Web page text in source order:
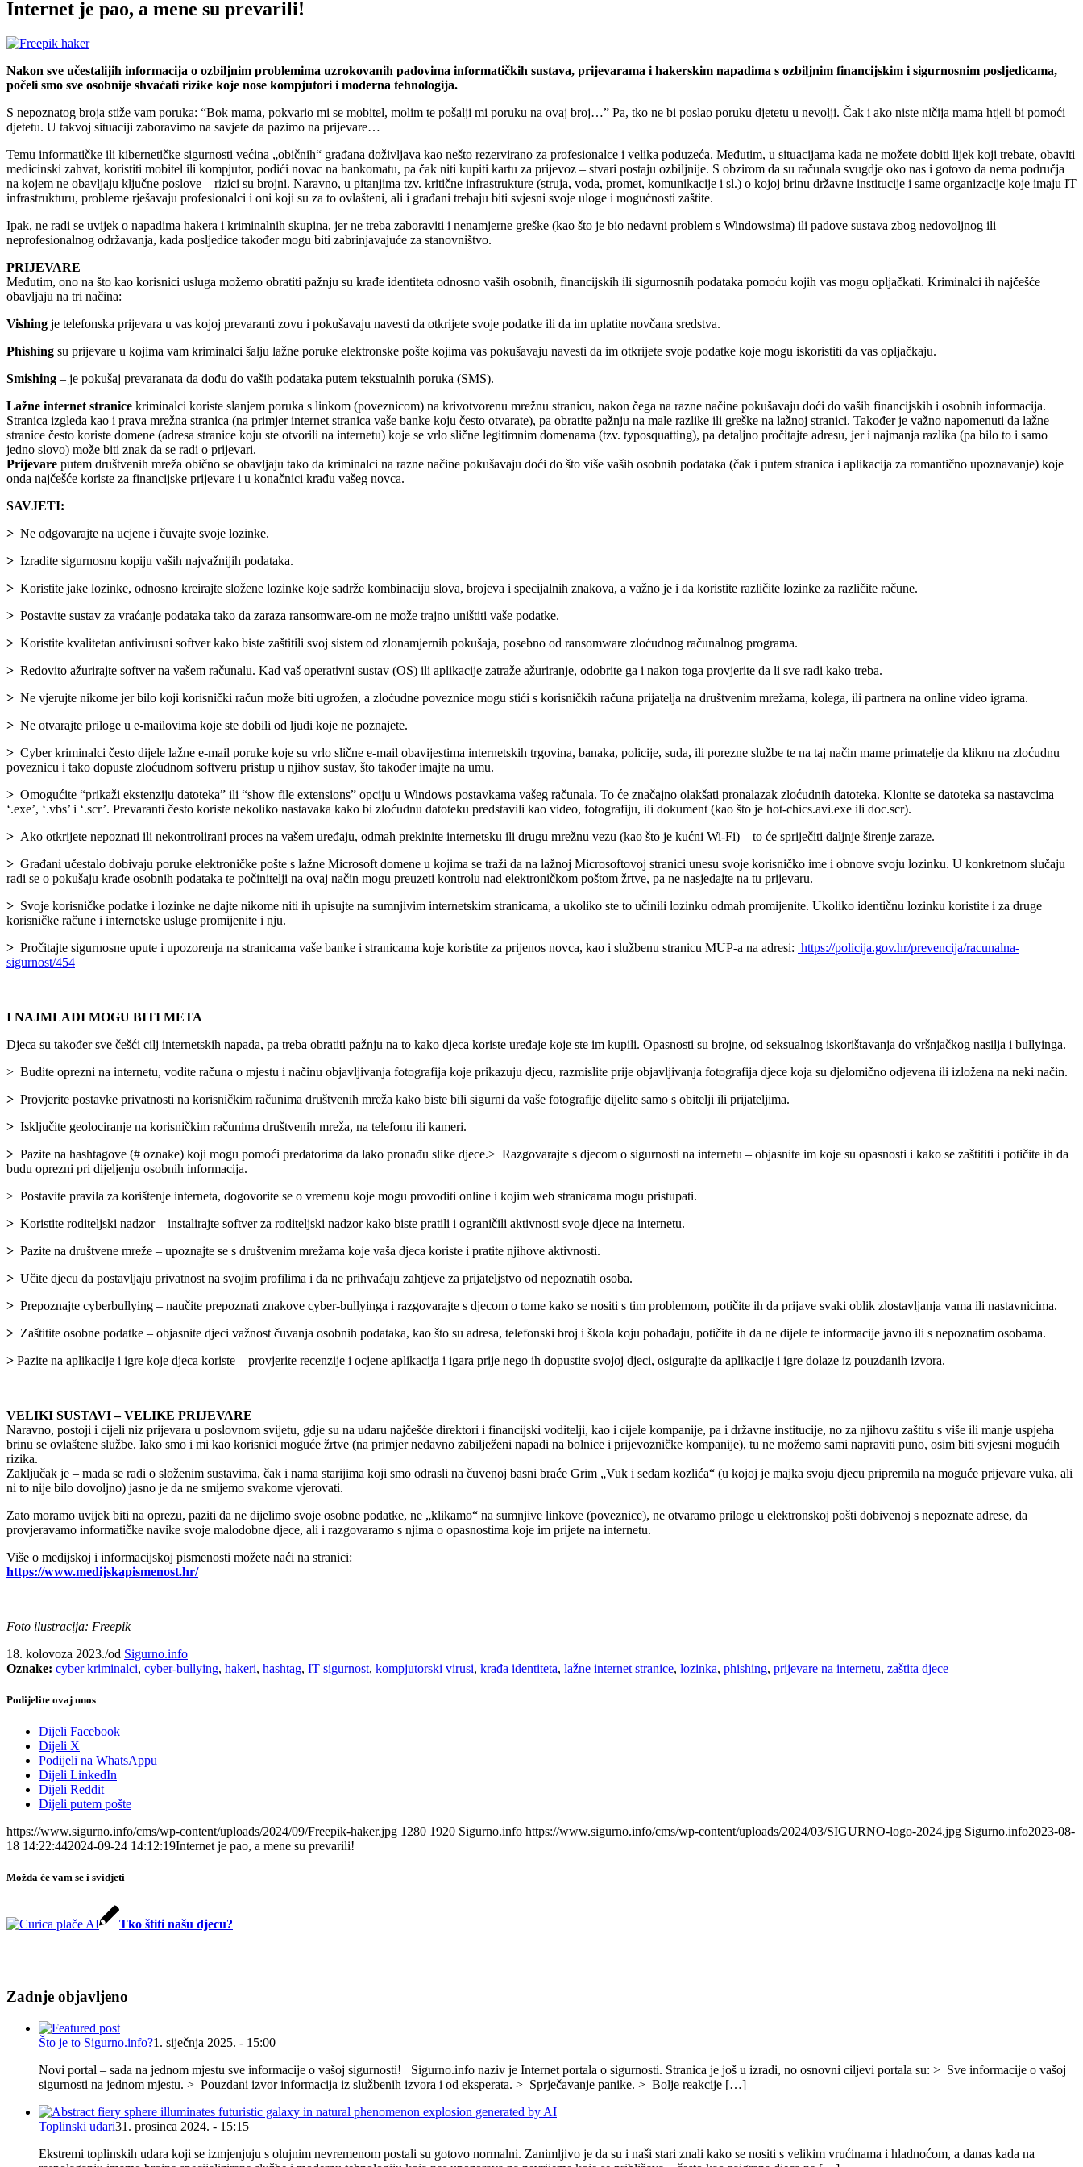
Internet je pao, a mene su prevarili!
Nakon sve učestalijih informacija o ozbiljnim problemima uzrokovanih padovima informatičkih sustava, prijevarama i hakerskim napadima s ozbiljnim financijskim i sigurnosnim posljedicama,
počeli smo sve osobnije shvaćati rizike koje nose kompjutori i moderna tehnologija.
S nepoznatog broja stiže vam poruka: “Bok mama, pokvario mi se mobitel, molim te pošalji mi poruku na ovaj broj…” Pa, tko ne bi poslao poruku djetetu u nevolji. Čak i ako niste ničija mama htjeli bi pomoći
djetetu. U takvoj situaciji zaboravimo na savjete da pazimo na prijevare…
Temu informatičke ili kibernetičke sigurnosti većina „običnih“ građana doživljava kao nešto rezervirano za profesionalce i velika poduzeća. Međutim, u situacijama kada ne možete dobiti lijek koji trebate, obaviti
medicinski zahvat, koristiti mobitel ili kompjutor, podići novac na bankomatu, pa čak niti kupiti kartu za prijevoz – stvari postaju ozbiljnije. S obzirom da su računala svugdje oko nas i gotovo da nema područja
na kojem ne obavljaju ključne poslove – rizici su brojni. Naravno, u pitanjima tzv. kritične infrastrukture (struja, voda, promet, komunikacije i sl.) o kojoj brinu državne institucije i same organizacije koje imaju IT
infrastrukturu, probleme rješavaju profesionalci i oni koji su za to ovlašteni, ali i građani trebaju biti svjesni svoje uloge i mogućnosti zaštite.
Ipak, ne radi se uvijek o napadima hakera i kriminalnih skupina, jer ne treba zaboraviti i nenamjerne greške (kao što je bio nedavni problem s Windowsima) ili padove sustava zbog nedovoljnog ili
neprofesionalnog održavanja, kada posljedice također mogu biti zabrinjavajuće za stanovništvo.
PRIJEVARE
Međutim, ono na što kao korisnici usluga možemo obratiti pažnju su krađe identiteta odnosno vaših osobnih, financijskih ili sigurnosnih podataka pomoću kojih vas mogu opljačkati. Kriminalci ih najčešće
obavljaju na tri načina:
Vishing je telefonska prijevara u vas kojoj prevaranti zovu i pokušavaju navesti da otkrijete svoje podatke ili da im uplatite novčana sredstva.
Phishing su prijevare u kojima vam kriminalci šalju lažne poruke elektronske pošte kojima vas pokušavaju navesti da im otkrijete svoje podatke koje mogu iskoristiti da vas opljačkaju.
Smishing – je pokušaj prevaranata da dođu do vaših podataka putem tekstualnih poruka (SMS).
Lažne internet stranice kriminalci koriste slanjem poruka s linkom (poveznicom) na krivotvorenu mrežnu stranicu, nakon čega na razne načine pokušavaju doći do vaših financijskih i osobnih informacija.
Stranica izgleda kao i prava mrežna stranica (na primjer internet stranica vaše banke koju često otvarate), pa obratite pažnju na male razlike ili greške na lažnoj stranici. Također je važno napomenuti da lažne
stranice često koriste domene (adresa stranice koju ste otvorili na internetu) koje se vrlo slične legitimnim domenama (tzv. typosquatting), pa detaljno pročitajte adresu, jer i najmanja razlika (pa bilo to i samo
jedno slovo) može biti znak da se radi o prijevari.
Prijevare putem društvenih mreža obično se obavljaju tako da kriminalci na razne načine pokušavaju doći do što više vaših osobnih podataka (čak i putem stranica i aplikacija za romantično upoznavanje) koje
onda najčešće koriste za financijske prijevare i u konačnici krađu vašeg novca.
SAVJETI:
> Ne odgovarajte na ucjene i čuvajte svoje lozinke.
> Izradite sigurnosnu kopiju vaših najvažnijih podataka.
> Koristite jake lozinke, odnosno kreirajte složene lozinke koje sadrže kombinaciju slova, brojeva i specijalnih znakova, a važno je i da koristite različite lozinke za različite račune.
> Postavite sustav za vraćanje podataka tako da zaraza ransomware-om ne može trajno uništiti vaše podatke.
> Koristite kvalitetan antivirusni softver kako biste zaštitili svoj sistem od zlonamjernih pokušaja, posebno od ransomware zloćudnog računalnog programa.
> Redovito ažurirajte softver na vašem računalu. Kad vaš operativni sustav (OS) ili aplikacije zatraže ažuriranje, odobrite ga i nakon toga provjerite da li sve radi kako treba.
> Ne vjerujte nikome jer bilo koji korisnički račun može biti ugrožen, a zloćudne poveznice mogu stići s korisničkih računa prijatelja na društvenim mrežama, kolega, ili partnera na online video igrama.
> Ne otvarajte priloge u e-mailovima koje ste dobili od ljudi koje ne poznajete.
> Cyber kriminalci često dijele lažne e-mail poruke koje su vrlo slične e-mail obavijestima internetskih trgovina, banaka, policije, suda, ili porezne službe te na taj način mame primatelje da kliknu na zloćudnu
poveznicu i tako dopuste zloćudnom softveru pristup u njihov sustav, što također imajte na umu.
> Omogućite “prikaži ekstenziju datoteka” ili “show file extensions” opciju u Windows postavkama vašeg računala. To će značajno olakšati pronalazak zloćudnih datoteka. Klonite se datoteka sa nastavcima
‘.exe’, ‘.vbs’ i ‘.scr’. Prevaranti često koriste nekoliko nastavaka kako bi zloćudnu datoteku predstavili kao video, fotografiju, ili dokument (kao što je hot-chics.avi.exe ili doc.scr).
> Ako otkrijete nepoznati ili nekontrolirani proces na vašem uređaju, odmah prekinite internetsku ili drugu mrežnu vezu (kao što je kućni Wi-Fi) – to će spriječiti daljnje širenje zaraze.
> Građani učestalo dobivaju poruke elektroničke pošte s lažne Microsoft domene u kojima se traži da na lažnoj Microsoftovoj stranici unesu svoje korisničko ime i obnove svoju lozinku. U konkretnom slučaju
radi se o pokušaju krađe osobnih podataka te počinitelji na ovaj način mogu preuzeti kontrolu nad elektroničkom poštom žrtve, pa ne nasjedajte na tu prijevaru.
> Svoje korisničke podatke i lozinke ne dajte nikome niti ih upisujte na sumnjivim internetskim stranicama, a ukoliko ste to učinili lozinku odmah promijenite. Ukoliko identičnu lozinku koristite i za druge
korisničke račune i internetske usluge promijenite i nju.
> Pročitajte sigurnosne upute i upozorenja na stranicama vaše banke i stranicama koje koristite za prijenos novca, kao i službenu stranicu MUP-a na adresi: https://policija.gov.hr/prevencija/racunalna-
sigurnost/454
I NAJMLAĐI MOGU BITI META
Djeca su također sve češći cilj internetskih napada, pa treba obratiti pažnju na to kako djeca koriste uređaje koje ste im kupili. Opasnosti su brojne, od seksualnog iskorištavanja do vršnjačkog nasilja i bullyinga.
> Budite oprezni na internetu, vodite računa o mjestu i načinu objavljivanja fotografija koje prikazuju djecu, razmislite prije objavljivanja fotografija djece koja su djelomično odjevena ili izložena na neki način.
> Provjerite postavke privatnosti na korisničkim računima društvenih mreža kako biste bili sigurni da vaše fotografije dijelite samo s obitelji ili prijateljima.
> Isključite geolociranje na korisničkim računima društvenih mreža, na telefonu ili kameri.
> Pazite na hashtagove (# oznake) koji mogu pomoći predatorima da lako pronađu slike djece.> Razgovarajte s djecom o sigurnosti na internetu – objasnite im koje su opasnosti i kako se zaštititi i potičite ih da
budu oprezni pri dijeljenju osobnih informacija.
> Postavite pravila za korištenje interneta, dogovorite se o vremenu koje mogu provoditi online i kojim web stranicama mogu pristupati.
> Koristite roditeljski nadzor – instalirajte softver za roditeljski nadzor kako biste pratili i ograničili aktivnosti svoje djece na internetu.
> Pazite na društvene mreže – upoznajte se s društvenim mrežama koje vaša djeca koriste i pratite njihove aktivnosti.
> Učite djecu da postavljaju privatnost na svojim profilima i da ne prihvaćaju zahtjeve za prijateljstvo od nepoznatih osoba.
> Prepoznajte cyberbullying – naučite prepoznati znakove cyber-bullyinga i razgovarajte s djecom o tome kako se nositi s tim problemom, potičite ih da prijave svaki oblik zlostavljanja vama ili nastavnicima.
> Zaštitite osobne podatke – objasnite djeci važnost čuvanja osobnih podataka, kao što su adresa, telefonski broj i škola koju pohađaju, potičite ih da ne dijele te informacije javno ili s nepoznatim osobama.
> Pazite na aplikacije i igre koje djeca koriste – provjerite recenzije i ocjene aplikacija i igara prije nego ih dopustite svojoj djeci, osigurajte da aplikacije i igre dolaze iz pouzdanih izvora.
VELIKI SUSTAVI – VELIKE PRIJEVARE
Naravno, postoji i cijeli niz prijevara u poslovnom svijetu, gdje su na udaru najčešće direktori i financijski voditelji, kao i cijele kompanije, pa i državne institucije, no za njihovu zaštitu s više ili manje uspjeha
brinu se ovlaštene službe. Iako smo i mi kao korisnici moguće žrtve (na primjer nedavno zabilježeni napadi na bolnice i prijevozničke kompanije), tu ne možemo sami napraviti puno, osim biti svjesni mogućih
rizika.
Zaključak je – mada se radi o složenim sustavima, čak i nama starijima koji smo odrasli na čuvenoj basni braće Grim „Vuk i sedam kozlića“ (u kojoj je majka svoju djecu pripremila na moguće prijevare vuka, ali
ni to nije bilo dovoljno) jasno je da ne smijemo svakome vjerovati.
Zato moramo uvijek biti na oprezu, paziti da ne dijelimo svoje osobne podatke, ne „klikamo“ na sumnjive linkove (poveznice), ne otvaramo priloge u elektronskoj pošti dobivenoj s nepoznate adrese, da
provjeravamo informatičke navike svoje malodobne djece, ali i razgovaramo s njima o opasnostima koje im prijete na internetu.
Više o medijskoj i informacijskoj pismenosti možete naći na stranici:
https://www.medijskapismenost.hr/
Foto ilustracija: Freepik
18. kolovoza 2023./od Sigurno.info
Oznake: cyber kriminalci, cyber-bullying, hakeri, hashtag, IT sigurnost, kompjutorski virusi, krađa identiteta, lažne internet stranice, lozinka, phishing, prijevare na internetu, zaštita djece
Podijelite ovaj unos
Dijeli Facebook
Dijeli X
Podijeli na WhatsAppu
Dijeli LinkedIn
Dijeli Reddit
Dijeli putem pošte
https://www.sigurno.info/cms/wp-content/uploads/2024/09/Freepik-haker.jpg 1280 1920 Sigurno.info https://www.sigurno.info/cms/wp-content/uploads/2024/03/SIGURNO-logo-2024.jpg Sigurno.info2023-08-
18 14:22:442024-09-24 14:12:19Internet je pao, a mene su prevarili!
Možda će vam se i svidjeti
Tko štiti našu djecu?
Zadnje objavljeno
Što je to Sigurno.info?1. siječnja 2025. - 15:00
Novi portal – sada na jednom mjestu sve informacije o vašoj sigurnosti! Sigurno.info naziv je Internet portala o sigurnosti. Stranica je još u izradi, no osnovni ciljevi portala su: > Sve informacije o vašoj
sigurnosti na jednom mjestu. > Pouzdani izvor informacija iz službenih izvora i od eksperata. > Sprječavanje panike. > Bolje reakcije […]
Toplinski udari31. prosinca 2024. - 15:15
Ekstremi toplinskih udara koji se izmjenjuju s olujnim nevremenom postali su gotovo normalni. Zanimljivo je da su i naši stari znali kako se nositi s velikim vrućinama i hladnoćom, a danas kada na